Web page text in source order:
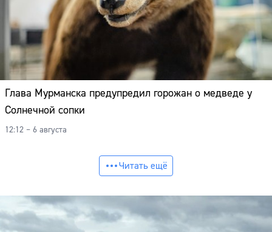
Глава Мурманска предупредил горожан о медведе у
Солнечной сопки
12:12 – 6 августа
Читать ещё